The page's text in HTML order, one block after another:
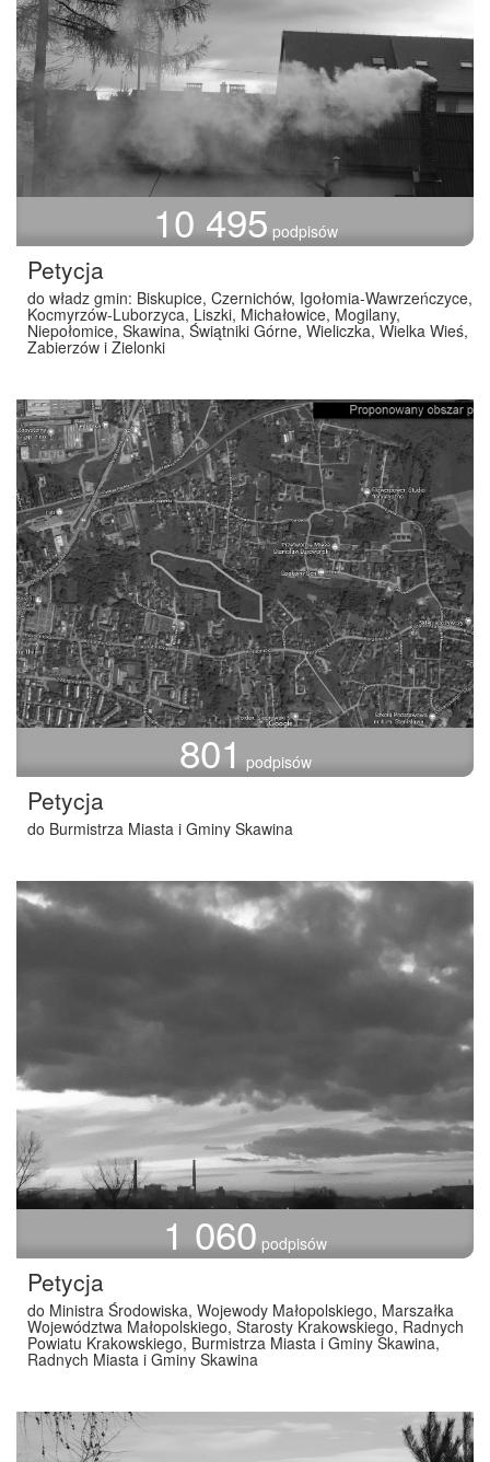
10 495 podpisów
Petycja
do władz gmin: Biskupice, Czernichów, Igołomia-Wawrzeńczyce,
Kocmyrzów-Luborzyca, Liszki, Michałowice, Mogilany,
Niepołomice, Skawina, Świątniki Górne, Wieliczka, Wielka Wieś,
Zabierzów i Zielonki
801 podpisów
Petycja
do Burmistrza Miasta i Gminy Skawina
1 060 podpisów
Petycja
do Ministra Środowiska, Wojewody Małopolskiego, Marszałka
Województwa Małopolskiego, Starosty Krakowskiego, Radnych
Powiatu Krakowskiego, Burmistrza Miasta i Gminy Skawina,
Radnych Miasta i Gminy Skawina